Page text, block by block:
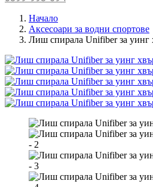
Начало
Аксесоари за водни спортове
Лиш спирала Unifiber за уинг